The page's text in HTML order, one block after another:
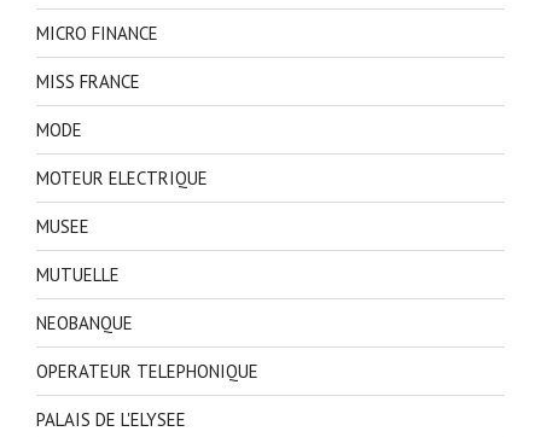
MICRO FINANCE
MISS FRANCE
MODE
MOTEUR ELECTRIQUE
MUSEE
MUTUELLE
NEOBANQUE
OPERATEUR TELEPHONIQUE
PALAIS DE L'ELYSEE